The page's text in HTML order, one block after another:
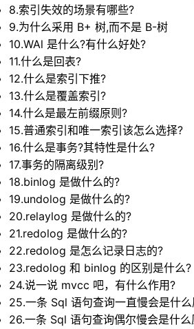
哪些?
,而不是 B-树
么好处?
原则?
索引该怎么选择?
性是什么?
的?
么的?
么的?
么的?
8.索引失效的场景有哪些?
9.为什么采用 B+ 树,而不是 B-树
10.WAl 是什么?有什么好处?
11.什么是回表?
12.什么是索引下推?
13.什么是覆盖索引?
14.什么是最左前缀原则?
15.普通索引和唯一索引该怎么选择?
16.什么是事务?其特性是什么?
17.事务的隔离级别?
18.binlog 是做什么的?
19.undolog 是做什么的?
20.relaylog 是做什么的?
21.redolog 是做什么的?
22.redolog 是怎么记录日志的?
23.redolog 和 binlog 的区别是什么?
24.说一说 mvcc 吧，有什么作用?
25.一条 Sql 语句查询一直慢会是什么
26.一条 Sql 语句查询偶尔慢会是什么